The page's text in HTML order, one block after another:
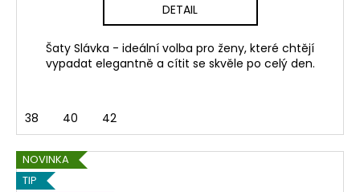
DETAIL
Šaty Slávka - ideální volba pro ženy, které chtějí
vypadat elegantně a cítit se skvěle po celý den.
38 40 42
NOVINKA
TIP